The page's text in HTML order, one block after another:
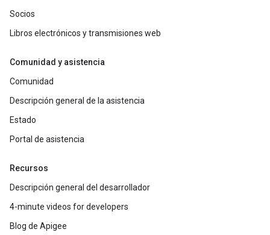
Socios
Libros electrónicos y transmisiones web
Comunidad y asistencia
Comunidad
Descripción general de la asistencia
Estado
Portal de asistencia
Recursos
Descripción general del desarrollador
4-minute videos for developers
Blog de Apigee